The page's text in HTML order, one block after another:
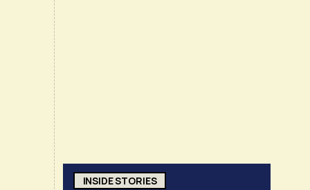
INSIDE STORIES